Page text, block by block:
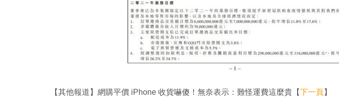
【其他報道】網購平價 iPhone 收貨嚇傻！無奈表示：難怪運費這麼貴【下一頁】